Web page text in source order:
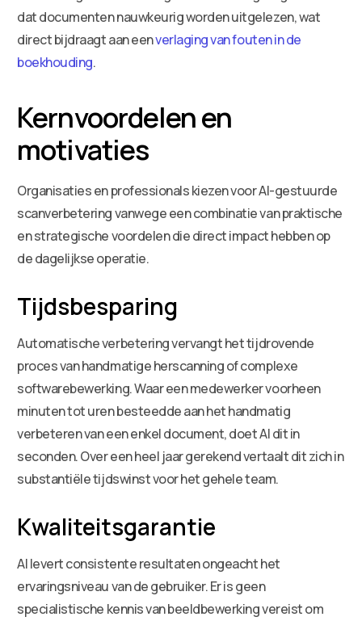
dat documenten nauwkeurig worden uitgelezen, wat
direct bijdraagt aan eenverlaging van fouten in de
boekhouding.
Kernvoordelen en
motivaties
Organisaties en professionals kiezen voor AI-gestuurde
scanverbetering vanwege een combinatie van praktische
en strategische voordelen die direct impact hebben op
de dagelijkse operatie.
Tijdsbesparing
Automatische verbetering vervangt het tijdrovende
proces van handmatige herscanning of complexe
softwarebewerking. Waar een medewerker voorheen
minuten tot uren besteedde aan het handmatig
verbeteren van een enkel document, doet AI dit in
seconden. Over een heel jaar gerekend vertaalt dit zich in
substantiële tijdswinst voor het gehele team.
Kwaliteitsgarantie
AI levert consistente resultaten ongeacht het
ervaringsniveau van de gebruiker. Er is geen
specialistische kennis van beeldbewerking vereist om